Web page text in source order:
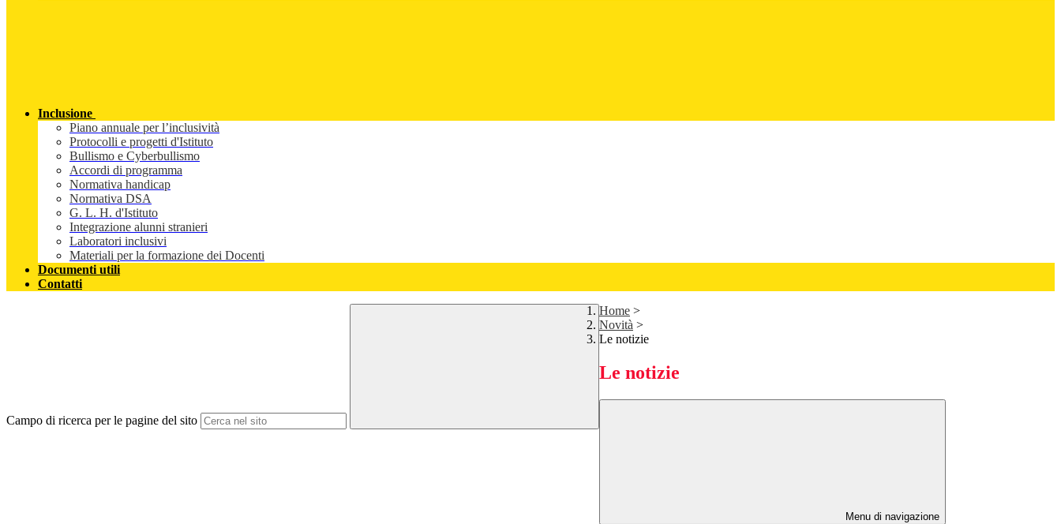
Inclusione
Piano annuale per l’inclusività
Protocolli e progetti d'Istituto
Bullismo e Cyberbullismo
Accordi di programma
Normativa handicap
Normativa DSA
G. L. H. d'Istituto
Integrazione alunni stranieri
Laboratori inclusivi
Materiali per la formazione dei Docenti
Documenti utili
Contatti
Campo di ricerca per le pagine del sito
Home >
Novità >
Le notizie
Le notizie
Menu di navigazione